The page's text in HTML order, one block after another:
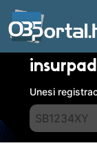
insurpad
Unesi